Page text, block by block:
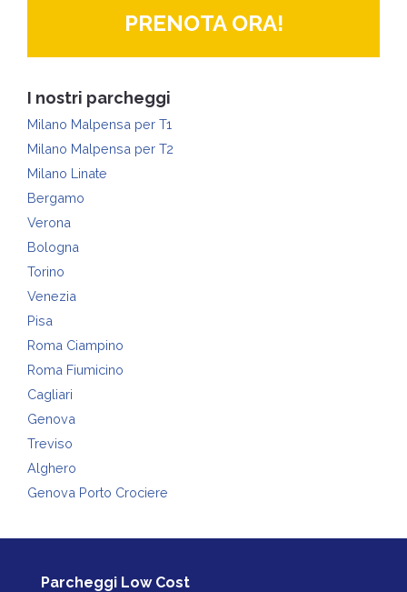
PRENOTA ORA!
I nostri parcheggi
Milano Malpensa per T1
Milano Malpensa per T2
Milano Linate
Bergamo
Verona
Bologna
Torino
Venezia
Pisa
Roma Ciampino
Roma Fiumicino
Cagliari
Genova
Treviso
Alghero
Genova Porto Crociere
Parcheggi Low Cost